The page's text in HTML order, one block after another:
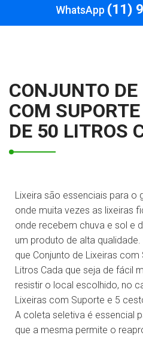
WhatsApp (11)
CONJUNTO
COM
DE 50 LITROS
Lixeira são essenciais para o
onde muita vezes as lixeiras
onde recebem chuva e sol e
um produto de alta
que Conjunto de Lixeiras
Litros Cada que seja de fácil
resistir o local escolhido, no
Lixeiras com Suporte e 5
A coleta seletiva é essencial
que a mesma permite o